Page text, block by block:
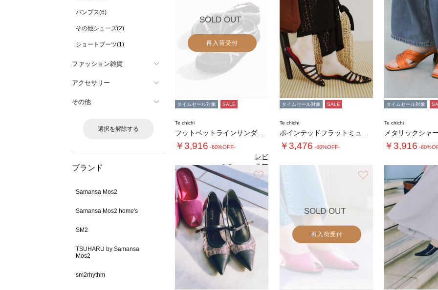
パンプス(6)
その他シューズ(2)
ショートブーツ(1)
ファッション雑貨
アクセサリー
その他
選択を解除する
ブランド
Samansa Mos2
Samansa Mos2 home's
SM2
TSUHARU by Samansa
Mos2
sm2rhythm
SOLD OUT
再入荷受付
タイムセール対象 SALE
Te chichi
￥3,916 -60%OFF-
2.5（2）
レビ
ュー
を見
る
タイムセール対象 SALE
Te chichi
￥3,476 -60%OFF-
タイムセール対象
Te chichi
￥3,916 -
SOLD OUT
再入荷受付